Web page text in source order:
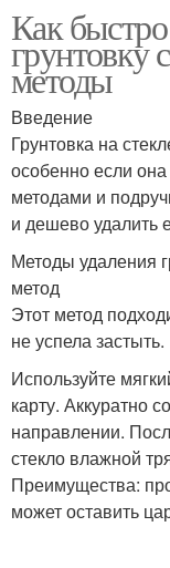
Как
грунтовку
методы
Введение
Грунтовка на
особенно если
методами и
и дешево удалить
Методы удаления
метод
Этот метод
не успела застыть.
Используйте
карту. Аккуратно
направлении.
стекло влажной
Преимущества:
может оставить